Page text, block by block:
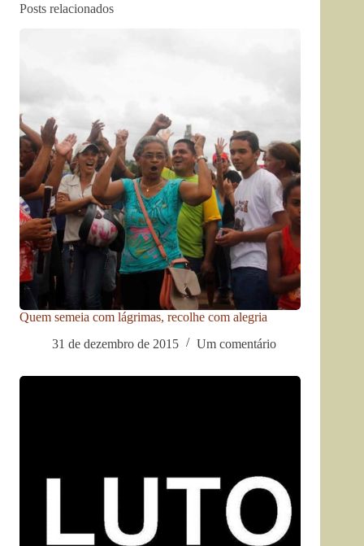
Posts relacionados
Quem semeia com lágrimas, recolhe com alegria
31 de dezembro de 2015
Um comentário